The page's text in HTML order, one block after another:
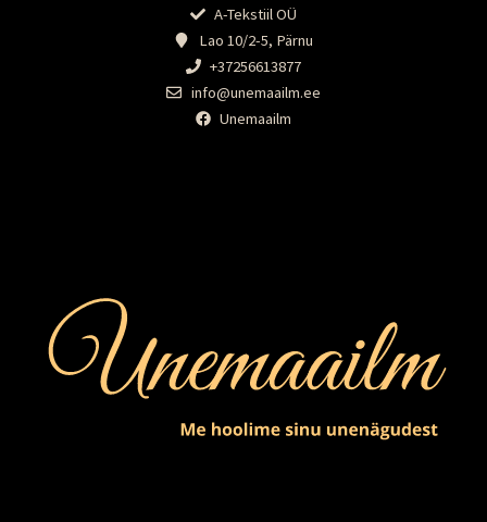
A-Tekstiil OÜ
Lao 10/2-5, Pärnu
+37256613877
info@unemaailm.ee
Unemaailm